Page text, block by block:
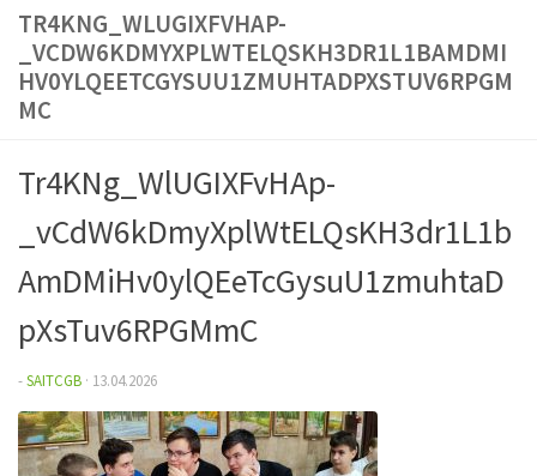
TR4KNG_WLUGIXFVHAP-
_VCDW6KDMYXPLWTELQSKH3DR1L1BAMDMI
HV0YLQEETCGYSUU1ZMUHTADPXSTUV6RPGM
MC
Tr4KNg_WlUGIXFvHAp-
_vCdW6kDmyXplWtELQsKH3dr1L1b
AmDMiHv0ylQEeTcGysuU1zmuhtaD
pXsTuv6RPGMmC
-SAITCGB · 13.04.2026